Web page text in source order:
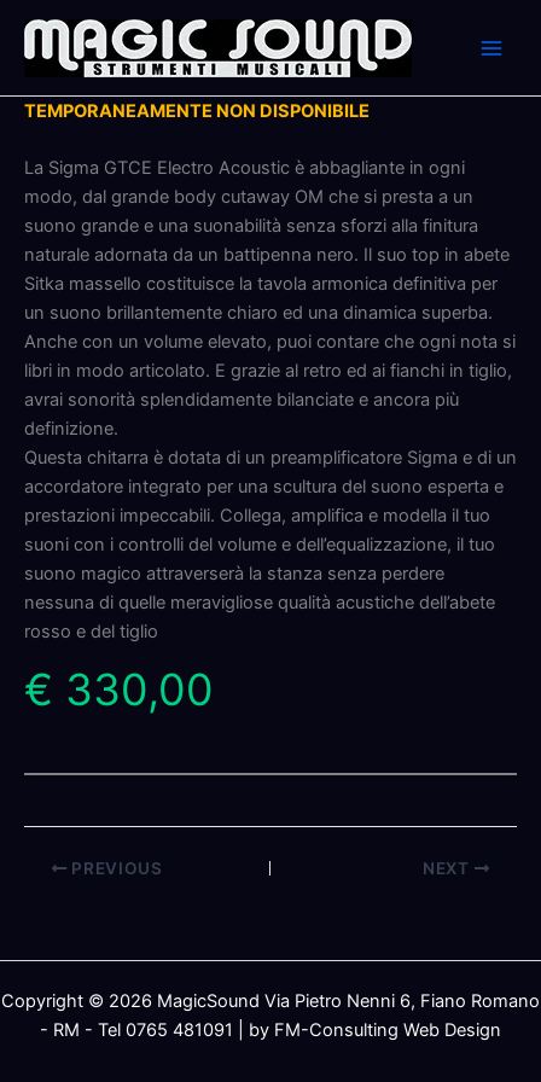
content
TEMPORANEAMENTE NON DISPONIBILE
La Sigma GTCE Electro Acoustic è abbagliante in ogni
modo, dal grande body cutaway OM che si presta a un
suono grande e una suonabilità senza sforzi alla finitura
naturale adornata da un battipenna nero. Il suo top in abete
Sitka massello costituisce la tavola armonica definitiva per
un suono brillantemente chiaro ed una dinamica superba.
Anche con un volume elevato, puoi contare che ogni nota si
libri in modo articolato. E grazie al retro ed ai fianchi in tiglio,
avrai sonorità splendidamente bilanciate e ancora più
definizione.
Questa chitarra è dotata di un preamplificatore Sigma e di un
accordatore integrato per una scultura del suono esperta e
prestazioni impeccabili. Collega, amplifica e modella il tuo
suoni con i controlli del volume e dell’equalizzazione, il tuo
suono magico attraverserà la stanza senza perdere
nessuna di quelle meravigliose qualità acustiche dell’abete
rosso e del tiglio
€ 330,00
PREVIOUS NEXT
Copyright © 2026 MagicSound Via Pietro Nenni 6, Fiano Romano
- RM - Tel 0765 481091 | by FM-Consulting Web Design